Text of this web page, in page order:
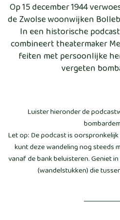
Op 15 december 1944
de Zwolse woonwijken
In een historische
combineert theatermaker
feiten met persoonlijke
vergeten
Luister hieronder de
Let op: De podcast is
kunt deze wandeling nog steeds
vanaf de bank beluisteren. Geniet
(wandelstukken) die